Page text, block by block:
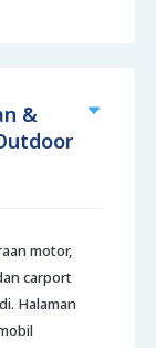
&
motor,
carport
Halaman